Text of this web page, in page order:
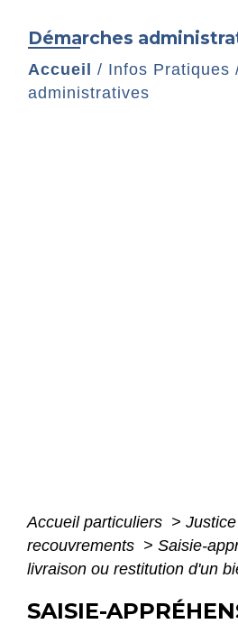
Démarches
Accueil / Infos Pratiques
administratives
Accueil particuliers > Justice
recouvrements > Saisie-
livraison ou restitution d'un
SAISIE-